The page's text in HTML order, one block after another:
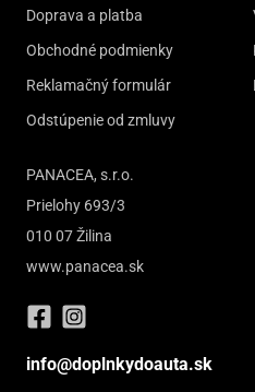
Doprava a platba
Obchodné podmienky
Reklamačný formulár
Odstúpenie od zmluvy
PANACEA, s.r.o.
Prielohy 693/3
010 07 Žilina
www.panacea.sk
info@doplnkydoauta.sk